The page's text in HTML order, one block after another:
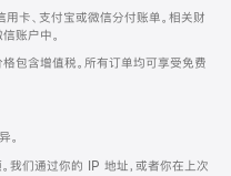
卡、支付宝或微信分付账单。相关财
账户中。
包含增值税。所有订单均可享受免费
。
我们通过你的 IP 地址，或者你在上次